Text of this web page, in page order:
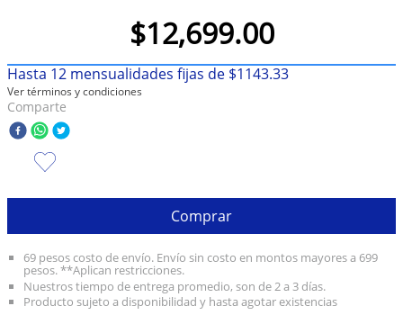
$12,699.00
Hasta 12 mensualidades fijas de $1143.33
Ver términos y condiciones
Comparte
Comprar
69 pesos costo de envío. Envío sin costo en montos mayores a 699
pesos. **Aplican restricciones.
Nuestros tiempo de entrega promedio, son de 2 a 3 días.
Producto sujeto a disponibilidad y hasta agotar existencias